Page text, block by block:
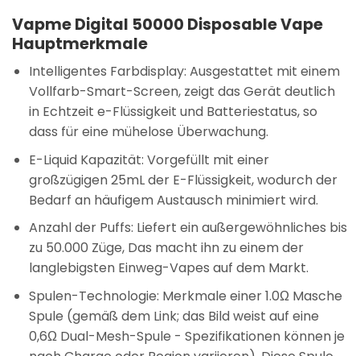
Vapme Digital 50000 Disposable Vape
Hauptmerkmale
Intelligentes Farbdisplay: Ausgestattet mit einem
Vollfarb-Smart-Screen, zeigt das Gerät deutlich
in Echtzeit e-Flüssigkeit und Batteriestatus, so
dass für eine mühelose Überwachung.
E-Liquid Kapazität: Vorgefüllt mit einer
großzügigen25mLder E-Flüssigkeit, wodurch der
Bedarf an häufigem Austausch minimiert wird.
Anzahl der Puffs: Liefert ein außergewöhnliches bis
zu 50.000 Züge, Das macht ihn zu einem der
langlebigsten Einweg-Vapes auf dem Markt.
Spulen-Technologie: Merkmale einer1.0Ω Masche
Spule (gemäß dem Link; das Bild weist auf eine
0,6Ω Dual-Mesh-Spule - Spezifikationen können je